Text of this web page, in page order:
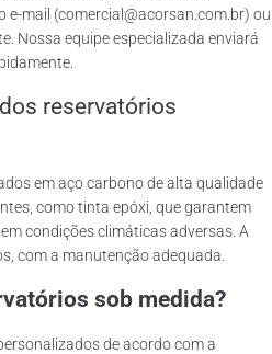
e-mail (comercial@acorsan.com.br) ou
Nossa equipe especializada enviará
reservatórios
em aço carbono de alta qualidade
como tinta epóxi, que garantem
condições climáticas adversas. A
com a manutenção adequada.
sob medida?
de acordo com a